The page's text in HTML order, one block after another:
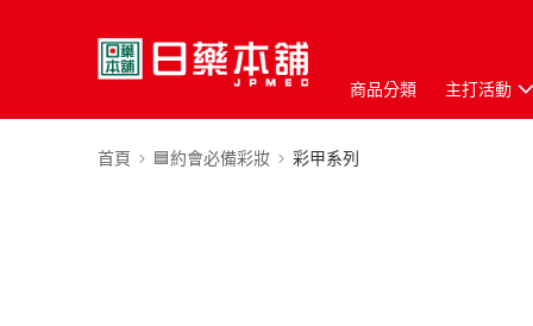
商品分類 主打活動
首頁 🟦約會必備彩妝 彩甲系列